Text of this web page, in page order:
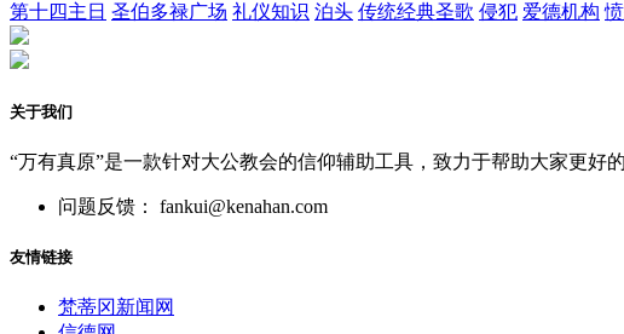
第十四主日 圣伯多禄广场 礼仪知识 泊头 传统经典圣歌 侵犯 爱德机构
关于我们
“万有真原”是一款针对大公教会的信仰辅助工具，致力于帮助大家更好
问题反馈： fankui@kenahan.com
友情链接
梵蒂冈新闻网